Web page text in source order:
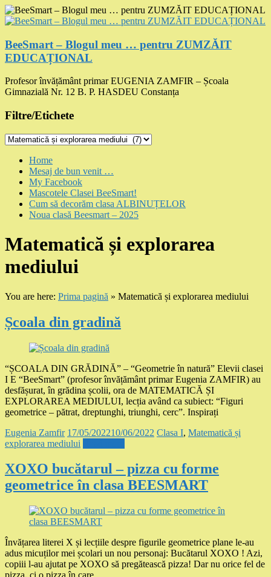
Skip
to
BeeSmart – Blogul meu … pentru ZUMZĂIT
EDUCAȚIONAL
Profesor învățământ primar EUGENIA ZAMFIR – Școala
Gimnazială Nr. 12 B. P. HASDEU Constanța
Filtre/Etichete
Filtre/Etichete
Menu
Home
Mesaj de bun venit …
My Facebook
Mascotele Clasei BeeSmart!
Cum să decorăm clasa ALBINUȚELOR
Noua clasă Beesmart – 2025
Matematică și explorarea
mediului
You are here: Prima pagină » Matematică și explorarea mediului
Școala din gradină
“ȘCOALA DIN GRĂDINĂ” – “Geometrie în natură” Elevii clasei
I E “BeeSmart” (profesor învățământ primar Eugenia ZAMFIR) au
desfășurat, în grădina școlii, ora de MATEMATICĂ ȘI
EXPLORAREA MEDIULUI, lecția având ca subiect: “Figuri
geometrice – pătrat, dreptunghi, triunghi, cerc”. Inspirați
Eugenia Zamfir 17/05/202210/06/2022 Clasa I, Matematică și
explorarea mediului
XOXO bucătarul – pizza cu forme
geometrice în clasa BEESMART
Învățarea literei X și lecțiile despre figurile geometrice plane le-au
adus micuților mei școlari un nou personaj: Bucătarul XOXO ! Azi,
copiii l-au ajutat pe XOXO să pregătească pizza! Dar nu orice fel de